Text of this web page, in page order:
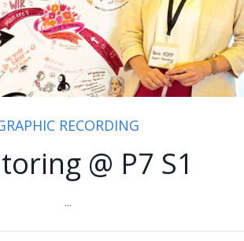
RECORDING
@ P7 S1
...